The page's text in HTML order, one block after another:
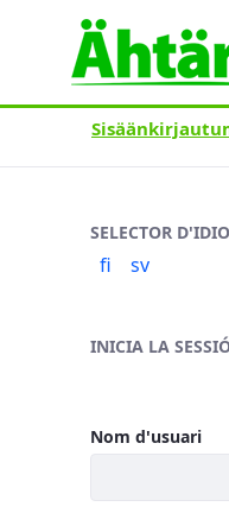
SELECTOR
fi sv
INICIA LA
Nom d'usuari